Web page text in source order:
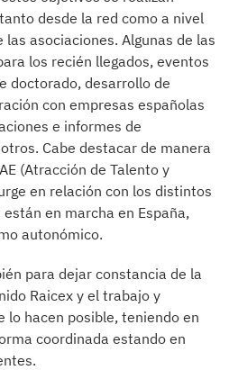
desde la red como a nivel
asociaciones. Algunas de las
los recién llegados, eventos
doctorado, desarrollo de
con empresas españolas
e informes de
Cabe destacar de manera
(Atracción de Talento y
en relación con los distintos
en marcha en España,
autonómico.
para dejar constancia de la
Raicex y el trabajo y
lo hacen posible, teniendo en
coordinada estando en